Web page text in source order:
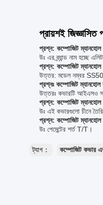
প্রায়শই জিজ্ঞাসিত
প্রশ্ন: কম্পোজিট ম্যানহোল
উঃ এর ব্র্যান্ড নাম হচ্ছে
প্রশ্ন: কম্পোজিট
উত্তর: মডেল নম্বর
প্রশ্নঃ কম্পোজিট ম্যানহোল
উত্তরঃ কভারটি আইএসও
প্রশ্ন: কম্পোজিট ম্যানহোল
উঃ এই কভারগুলো চীনে
প্রশ্ন: কম্পোজিট ম্যানহোল
উঃ পেমেন্টের শর্ত T/T।
ট্যাগ： কম্পোজিট কভার